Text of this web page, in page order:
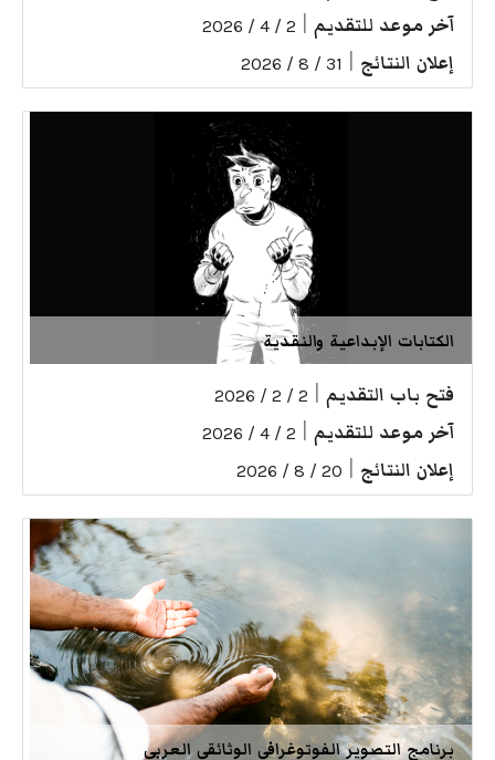
آخر موعد للتقديم 2 / 4 / 2026
إعلان النتائج 31 / 8 / 2026
الكتابات الإبداعية والنقدية
فتح باب التقديم 2 / 2 / 2026
آخر موعد للتقديم 2 / 4 / 2026
إعلان النتائج 20 / 8 / 2026
برنامج التصوير الفوتوغرافي الوثائقي العربي